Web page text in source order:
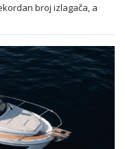
broj izlagača, a